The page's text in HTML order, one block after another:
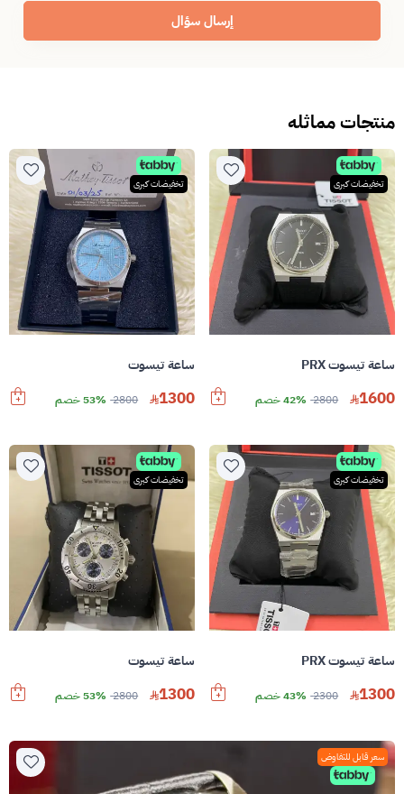
إرسال سؤال
منتجات مماثله
تخفيضات كبرى
ساعة تيسوت PRX
1600
2800 42% خصم
تخفيضات كبرى
ساعة تيسوت
1300
2800 53% خصم
تخفيضات كبرى
ساعة تيسوت PRX
1300
2300 43% خصم
تخفيضات كبرى
ساعة تيسوت
1300
2800 53% خصم
سعر قابل للتفاوض